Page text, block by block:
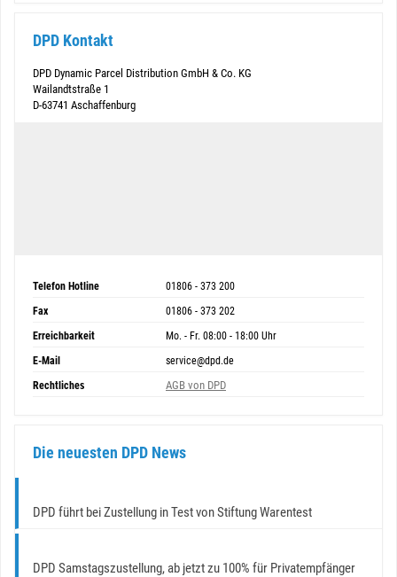
DPD Kontakt
DPD Dynamic Parcel Distribution GmbH & Co. KG
Wailandtstraße 1
D-63741 Aschaffenburg
Telefon Hotline
01806 - 373 200
Fax
01806 - 373 202
Erreichbarkeit
Mo. - Fr. 08:00 - 18:00 Uhr
E-Mail
service@dpd.de
Rechtliches
AGB von DPD
Die neuesten DPD News
DPD führt bei Zustellung in Test von Stiftung Warentest
DPD Samstagszustellung, ab jetzt zu 100% für Privatempfänger